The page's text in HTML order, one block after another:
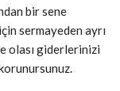
bir sene
sermayeden ayrı
olası giderlerinizi